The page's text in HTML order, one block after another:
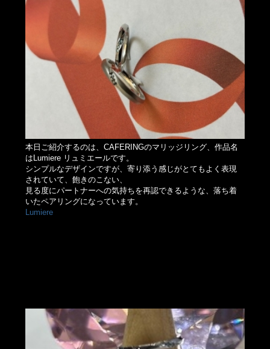
本日ご紹介するのは、CAFERINGのマリッジリング、作品名
はLumiere リュミエールです。
シンプルなデザインですが、寄り添う感じがとてもよく表現
されていて、飽きのこない、
見る度にパートナーへの気持ちを再認できるような、落ち着
いたペアリングになっています。
Lumiere